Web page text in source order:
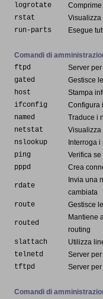
logrotate
rstat
Visualizza
run-parts
Esegue
Comandi di
ftpd
Server
gated
Gestisce
host
Stampa
ifconfig
Configura
named
Traduce i
netstat
Visualizza
nslookup
Interroga
ping
Verifica
pppd
Crea
rdate
Invia una
cambiata
route
Gestisce
routed
Mantiene
routing
slattach
Utilizza
telnetd
Server
tftpd
Server
Comandi di